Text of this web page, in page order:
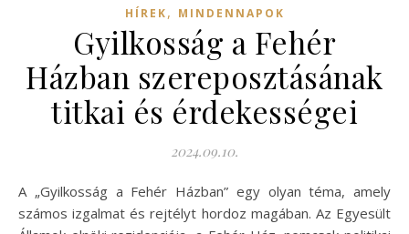
HÍREK, MINDENNAPOK
Gyilkosság a Fehér
Házban szereposztásának
titkai és érdekességei
2024.09.10.
A „Gyilkosság a Fehér Házban” egy olyan téma, amely
számos izgalmat és rejtélyt hordoz magában. Az Egyesült